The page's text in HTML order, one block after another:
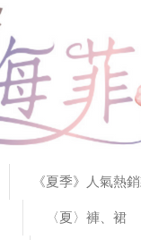
《夏季》人氣熱
〈夏〉褲、裙